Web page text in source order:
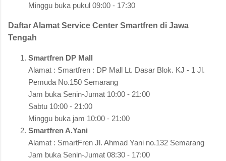
Minggu buka pukul 09:00 - 17:30
Daftar Alamat Service Center Smartfren di Jawa
Tengah
Smartfren DP Mall
Alamat : Smartfren : DP Mall Lt. Dasar Blok. KJ - 1 Jl.
Pemuda No.150 Semarang
Jam buka Senin-Jumat 10:00 - 21:00
Sabtu 10:00 - 21:00
Minggu buka jam 10:00 - 21:00
Smartfren A.Yani
Alamat : SmartFren Jl. Ahmad Yani no.132 Semarang
Jam buka Senin-Jumat 08:30 - 17:00